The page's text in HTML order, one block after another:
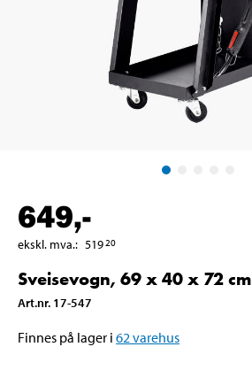
649,-
ekskl. mva.: 51920
Sveisevogn, 69 x 40 x 72 cm
Art.nr. 17-547
Finnes på lager i 62 varehus